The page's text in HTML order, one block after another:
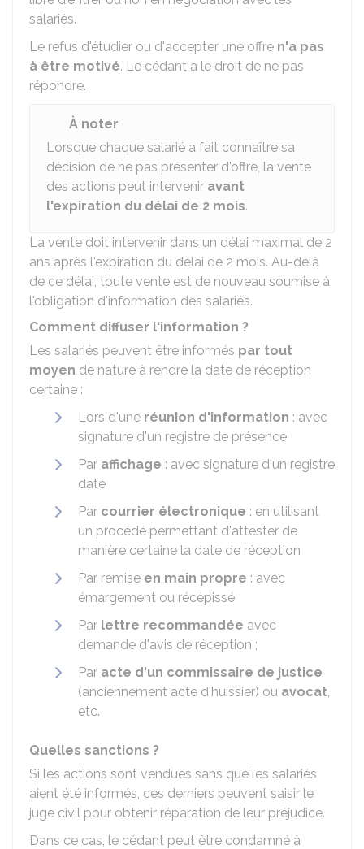
salariés.
Le refus d'étudier ou d'accepter une offre n'a pas
à être motivé. Le cédant a le droit de ne pas
répondre.
À noter
Lorsque chaque salarié a fait connaître sa
décision de ne pas présenter d'offre, la vente
des actions peut intervenir avant
l'expiration du délai de 2 mois.
La vente doit intervenir dans un délai maximal de 2
ans après l'expiration du délai de 2 mois. Au-delà
de ce délai, toute vente est de nouveau soumise à
l'obligation d'information des salariés.
Comment diffuser l'information ?
Les salariés peuvent être informés par tout
moyen de nature à rendre la date de réception
certaine :
Lors d'une réunion d'information : avec
signature d'un registre de présence
Par affichage : avec signature d'un registre
daté
Par courrier électronique : en utilisant
un procédé permettant d'attester de
manière certaine la date de réception
Par remise en main propre : avec
émargement ou récépissé
Par lettre recommandée avec
demande d'avis de réception ;
Par acte d'un commissaire de justice
(anciennement acte d'huissier) ou avocat,
etc.
Quelles sanctions ?
Si les actions sont vendues sans que les salariés
aient été informés, ces derniers peuvent saisir le
juge civil pour obtenir réparation de leur préjudice.
Dans ce cas, le cédant peut être condamné à